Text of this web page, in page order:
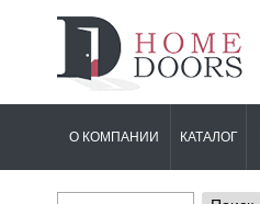
О КОМПАНИИ КАТАЛОГ